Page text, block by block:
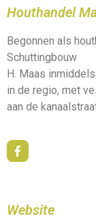
Houthandel
Begonnen als
Schuttingbouw
H. Maas
in de regio, met
aan de
Website